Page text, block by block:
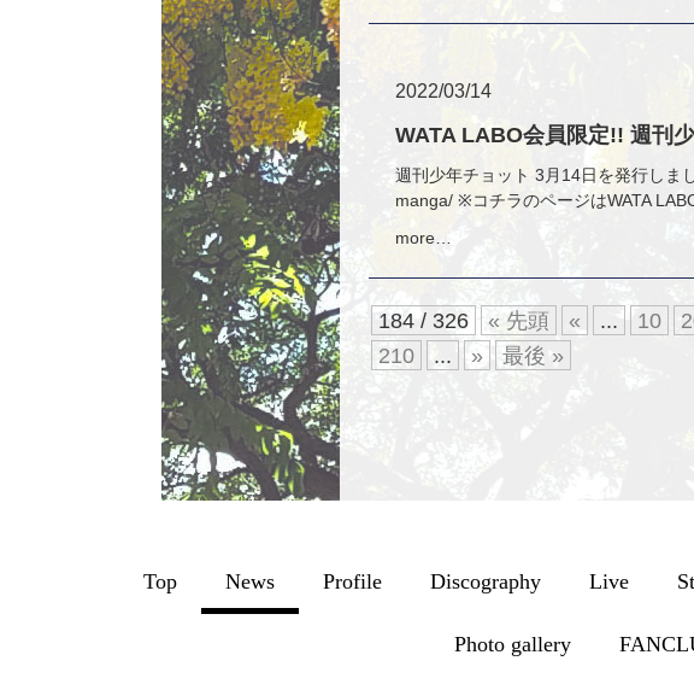
Top News Profile Discography Live
Photo gallery
2022/03/14
WATA LABO会員限定!! 週刊
週刊少年チョット 3月14日を発行しま
manga/ ※コチラのページはWATA
more…
184 / 326 « 先頭 « ... 10
210
... » 最後 »